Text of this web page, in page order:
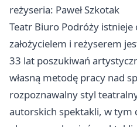
reżyseria: Paweł Szkotak
Teatr Biuro Podróży istnieje
założycielem i reżyserem
33 lat poszukiwań
własną metodę pracy nad
rozpoznawalny styl
autorskich spektakli, w tym